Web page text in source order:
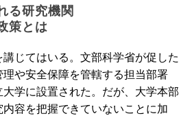
る研究機関
策とは
じてはいる。文部科学省が促した
や安全保障を管轄する担当部署
学に設置された。だが、大学本部
容を把握できていないことに加